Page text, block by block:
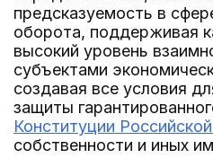
предсказуемость в
оборота, поддерживая
высокий уровень
субъектами
создавая все условия
защиты
Конституции
собственности и иных